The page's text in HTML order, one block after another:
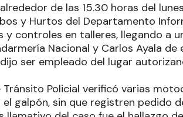
de las 15.30 horas del
y Hurtos del Departamento
y controles en talleres, llegando a
Nacional y Carlos Ayala de
ser empleado del lugar
Policial verificó varias
galpón, sin que registren pedido